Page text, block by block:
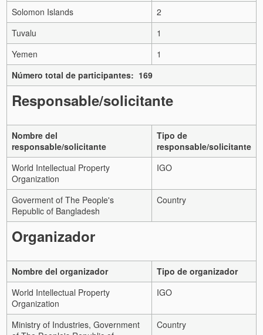
Solomon Islands
2
Tuvalu
1
Yemen
1
Número total de participantes: 169
Responsable/solicitante
Nombre del
responsable/solicitante
Tipo de
responsable/solicitante
World Intellectual Property
Organization
IGO
Goverment of The People's
Republic of Bangladesh
Country
Organizador
Nombre del organizador
Tipo de organizador
World Intellectual Property
Organization
IGO
Ministry of Industries, Government
Country